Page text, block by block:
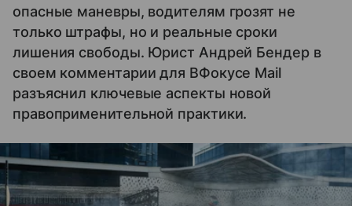
опасные маневры, водителям грозят не
только штрафы, но и реальные сроки
лишения свободы. Юрист Андрей Бендер в
своем комментарии для ВФокусе Mail
разъяснил ключевые аспекты новой
правоприменительной практики.